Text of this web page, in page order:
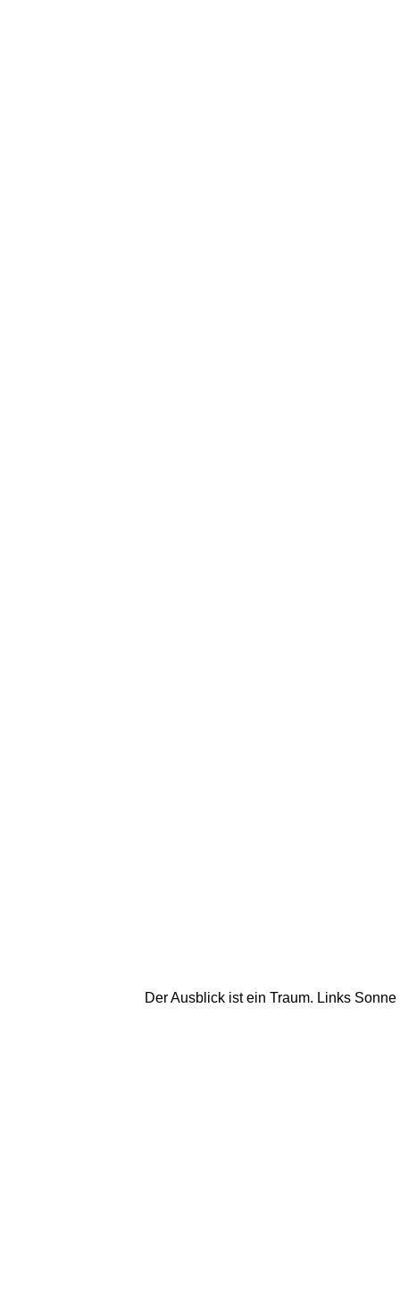
Der Ausblick ist ein Traum. Links